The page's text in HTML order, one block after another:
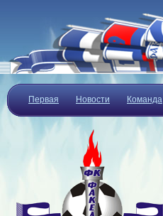
Первая Новости Команда